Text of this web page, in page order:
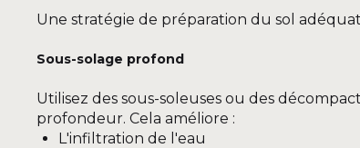
Une stratégie de préparation du sol
Sous-solage profond
Utilisez des sous-soleuses ou des
profondeur. Cela améliore :
L'infiltration de l'eau